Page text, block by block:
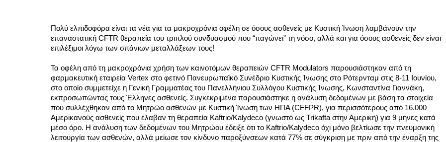
Πολύ ελπιδοφόρα είναι τα νέα για τα μακροχρόνια οφέλη σε όσους ασθενείς με Κυστική Ίνωση λαμβάνουν την
επαναστατική CFTR θεραπεία του τριπλού συνδυασμού που “παγώνει” τη νόσο, αλλά και για όσους ασθενείς δεν είναι
επιλέξιμοι λόγω των σπάνιων μεταλλάξεων τους!
Τα οφέλη από τη μακροχρόνια χρήση των καινοτόμων θεραπειών CFTR Modulators παρουσιάστηκαν από τη
φαρμακευτική εταιρεία Vertex στο φετινό Πανευρωπαϊκό Συνέδριο Κυστικής Ίνωσης στο Ρότερνταμ στις 8-11 Ιουνίου,
στο οποίο συμμετείχε η Γενική Γραμματέας του Πανελλήνιου Συλλόγου Κυστικής Ίνωσης, Κωνσταντίνα Γιαννάκη,
εκπροσωπώντας τους Έλληνες ασθενείς. Συγκεκριμένα παρουσιάστηκε η ανάλυση δεδομένων με βάση τα στοιχεία
που συλλέχθηκαν από το Μητρώο ασθενών με Κυστική Ίνωση των ΗΠΑ (CFFPR), για περισσότερους από 16.000
Αμερικανούς ασθενείς που έλαβαν τη θεραπεία Kaftrio/Kalydeco (γνωστό ως Trikafta στην Αμερική) για 9 μήνες κατά
μέσο όρο. Η ανάλυση των δεδομένων του Μητρώου έδειξε ότι το Kaftrio/Kalydeco όχι μόνο βελτίωσε την πνευμονική
λειτουργία των ασθενών, αλλά μείωσε τον κίνδυνο παροξύνσεων κατά 77% σε σύγκριση με πριν από την έναρξη της